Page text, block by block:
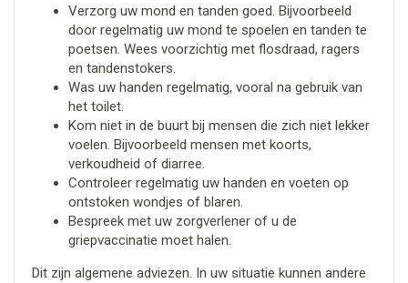
Verzorg uw mond en tanden goed. Bijvoorbeeld
door regelmatig uw mond te spoelen en tanden te
poetsen. Wees voorzichtig met flosdraad, ragers
en tandenstokers.
Was uw handen regelmatig, vooral na gebruik van
het toilet.
Kom niet in de buurt bij mensen die zich niet lekker
voelen. Bijvoorbeeld mensen met koorts,
verkoudheid of diarree.
Controleer regelmatig uw handen en voeten op
ontstoken wondjes of blaren.
Bespreek met uw zorgverlener of u de
griepvaccinatie moet halen.
Dit zijn algemene adviezen. In uw situatie kunnen andere